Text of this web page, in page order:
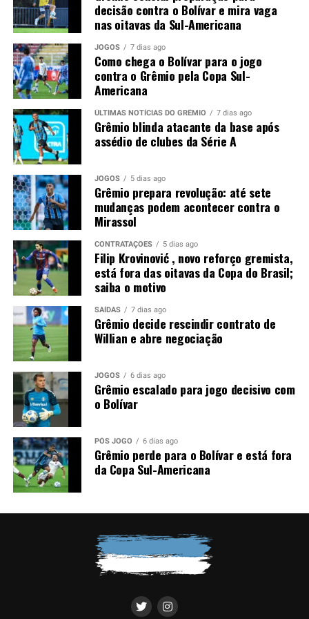
Noriega; Tetê, Amuzu e Braithwaite.Técnico: Luís
Castro.
Foto: Lucas Uebel / Grêmio
decisão contra o Bolívar e mira vaga
nas oitavas da Sul-Americana
JOGOS 7 dias ago
Como chega o Bolívar para o jogo
contra o Grêmio pela Copa Sul-
Americana
ÚLTIMAS NOTÍCIAS DO GRÊMIO 7 dias ago
Grêmio blinda atacante da base após
assédio de clubes da Série A
JOGOS 5 dias ago
Grêmio prepara revolução: até sete
mudanças podem acontecer contra o
Mirassol
CONTRATAÇÕES 5 dias ago
Filip Krovinović , novo reforço gremista,
está fora das oitavas da Copa do Brasil;
saiba o motivo
SAÍDAS 7 dias ago
Grêmio decide rescindir contrato de
Willian e abre negociação
JOGOS 6 dias ago
Grêmio escalado para jogo decisivo com
o Bolívar
PÓS JOGO 6 dias ago
Grêmio perde para o Bolívar e está fora
da Copa Sul-Americana